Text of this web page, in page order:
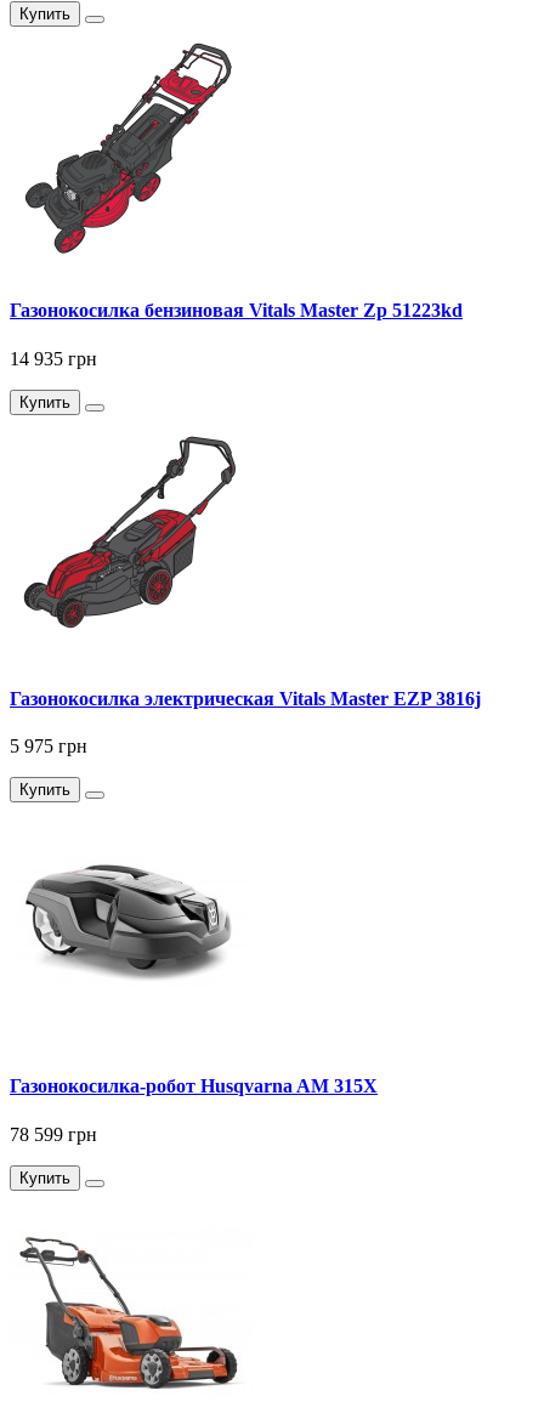
Купить
Газонокосилка бензиновая Vitals Master Zp 51223kd
14 935 грн
Купить
Газонокосилка электрическая Vitals Master EZP 3816j
5 975 грн
Купить
Газонокосилка-робот Husqvarna AM 315X
78 599 грн
Купить